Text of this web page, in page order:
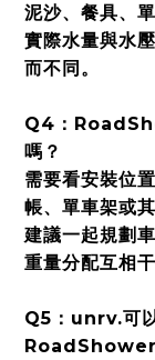
泥沙、餐具、
實際水量與水
而不同。
Q4：
嗎？
需要看安裝位
帳、單車架或
建議一起規劃
重量分配互相干
Q5：unrv.可
RoadShower